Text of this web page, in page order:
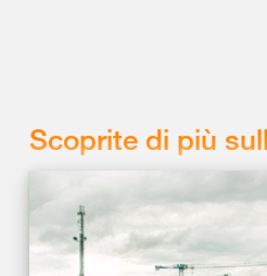
Scoprite di più